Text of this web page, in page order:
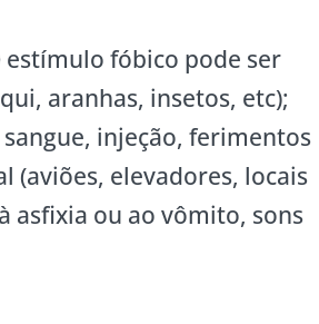
estímulo fóbico pode ser
aranhas, insetos, etc);
injeção, ferimentos
(aviões, elevadores, locais
asfixia ou ao vômito, sons